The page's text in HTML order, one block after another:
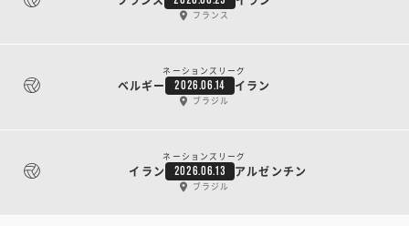
フランス
ネーションズリーグ
ベルギー 2026.06.14 イラン
ブラジル
ネーションズリーグ
イラン 2026.06.13 アルゼンチン
ブラジル